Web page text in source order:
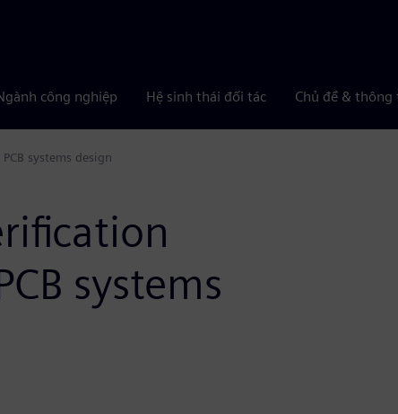
công nghiệp Hệ sinh thái đối tác Chủ đề &
systems design
systems